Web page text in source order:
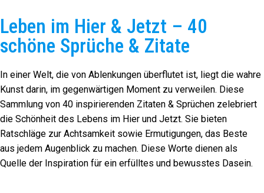
Leben im Hier & Jetzt – 40
schöne Sprüche & Zitate
In einer Welt, die von Ablenkungen überflutet ist, liegt die wahre
Kunst darin, im gegenwärtigen Moment zu verweilen. Diese
Sammlung von 40 inspirierenden Zitaten & Sprüchen zelebriert
die Schönheit des Lebens im Hier und Jetzt. Sie bieten
Ratschläge zur Achtsamkeit sowie Ermutigungen, das Beste
aus jedem Augenblick zu machen. Diese Worte dienen als
Quelle der Inspiration für ein erfülltes und bewusstes Dasein.